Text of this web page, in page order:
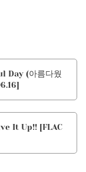
Day (아름다웠
It Up!! [FLAC